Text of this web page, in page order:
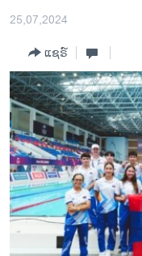
ອິດສະຫຼະພາບດ້ານການຂ່າວ
ຊີວິດຊາວລາວ
ຊຸມຊົນຊາວລາວ
ວິທະຍາສາດ-ເທັກໂນໂລຈີ
ທຸລະກິດ
ພາສາອັງກິດ
ວີດີໂອ
25,07,2024
ແຊຣ໌